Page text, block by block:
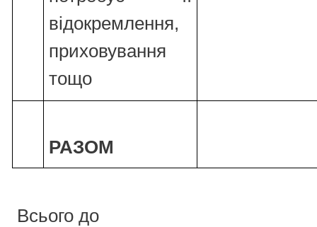
відокремлення,
приховування
тощо
РАЗОМ
Всього до